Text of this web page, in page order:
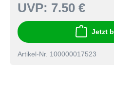
UVP: 7.50 €
Jetzt
Artikel-Nr. 100000017523